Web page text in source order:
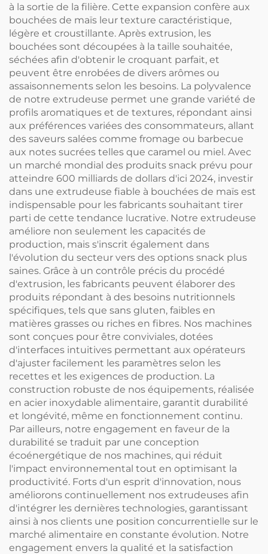
à la sortie de la filière. Cette expansion confère aux
bouchées de maïs leur texture caractéristique,
légère et croustillante. Après extrusion, les
bouchées sont découpées à la taille souhaitée,
séchées afin d'obtenir le croquant parfait, et
peuvent être enrobées de divers arômes ou
assaisonnements selon les besoins. La polyvalence
de notre extrudeuse permet une grande variété de
profils aromatiques et de textures, répondant ainsi
aux préférences variées des consommateurs, allant
des saveurs salées comme fromage ou barbecue
aux notes sucrées telles que caramel ou miel. Avec
un marché mondial des produits snack prévu pour
atteindre 600 milliards de dollars d'ici 2024, investir
dans une extrudeuse fiable à bouchées de maïs est
indispensable pour les fabricants souhaitant tirer
parti de cette tendance lucrative. Notre extrudeuse
améliore non seulement les capacités de
production, mais s'inscrit également dans
l'évolution du secteur vers des options snack plus
saines. Grâce à un contrôle précis du procédé
d'extrusion, les fabricants peuvent élaborer des
produits répondant à des besoins nutritionnels
spécifiques, tels que sans gluten, faibles en
matières grasses ou riches en fibres. Nos machines
sont conçues pour être conviviales, dotées
d'interfaces intuitives permettant aux opérateurs
d'ajuster facilement les paramètres selon les
recettes et les exigences de production. La
construction robuste de nos équipements, réalisée
en acier inoxydable alimentaire, garantit durabilité
et longévité, même en fonctionnement continu.
Par ailleurs, notre engagement en faveur de la
durabilité se traduit par une conception
écoénergétique de nos machines, qui réduit
l'impact environnemental tout en optimisant la
productivité. Forts d'un esprit d'innovation, nous
améliorons continuellement nos extrudeuses afin
d'intégrer les dernières technologies, garantissant
ainsi à nos clients une position concurrentielle sur le
marché alimentaire en constante évolution. Notre
engagement envers la qualité et la satisfaction